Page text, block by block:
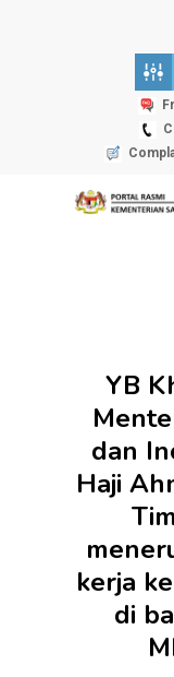
YB
dan
Haji
kerja
di